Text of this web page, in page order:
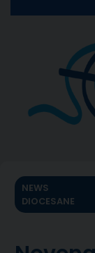
NEWS
DIOCESANE